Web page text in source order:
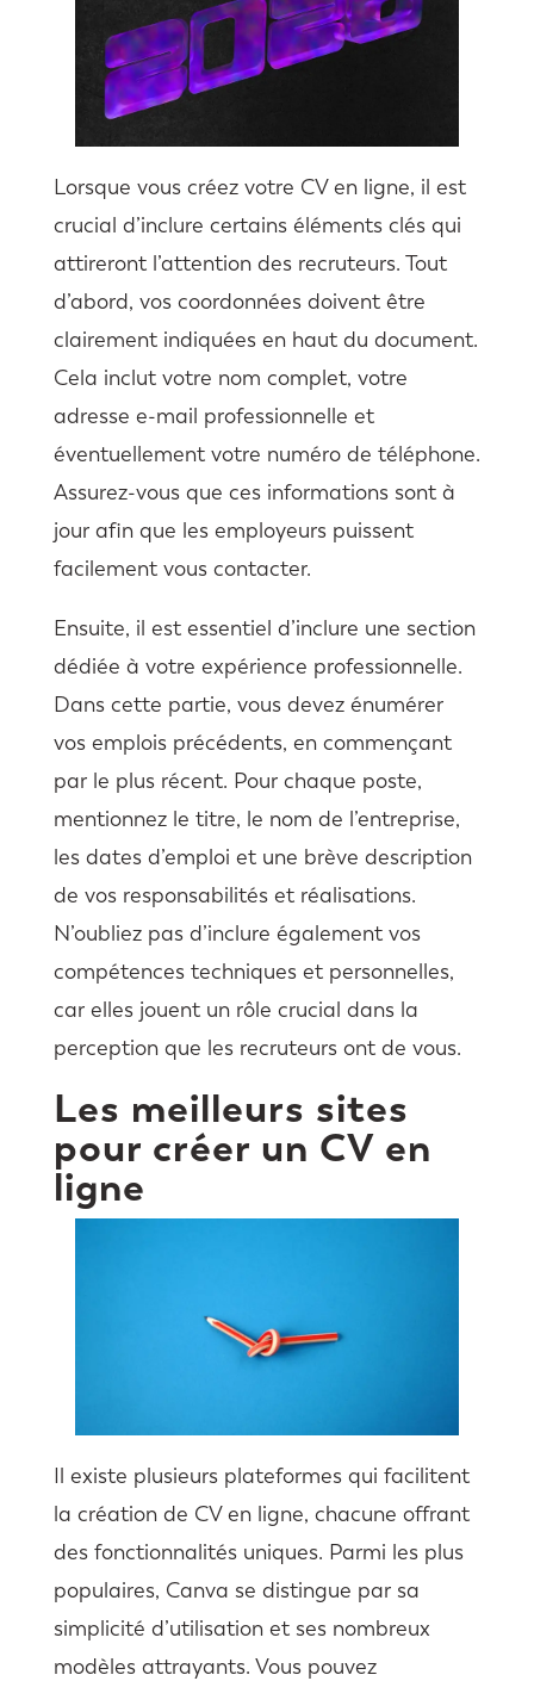
Lorsque vous créez votre CV en ligne, il est
crucial d’inclure certains éléments clés qui
attireront l’attention des recruteurs. Tout
d’abord, vos coordonnées doivent être
clairement indiquées en haut du document.
Cela inclut votre nom complet, votre
adresse e-mail professionnelle et
éventuellement votre numéro de téléphone.
Assurez-vous que ces informations sont à
jour afin que les employeurs puissent
facilement vous contacter.
Ensuite, il est essentiel d’inclure une section
dédiée à votre expérience professionnelle.
Dans cette partie, vous devez énumérer
vos emplois précédents, en commençant
par le plus récent. Pour chaque poste,
mentionnez le titre, le nom de l’entreprise,
les dates d’emploi et une brève description
de vos responsabilités et réalisations.
N’oubliez pas d’inclure également vos
compétences techniques et personnelles,
car elles jouent un rôle crucial dans la
perception que les recruteurs ont de vous.
Les meilleurs sites
pour créer un CV en
ligne
Il existe plusieurs plateformes qui facilitent
la création de CV en ligne, chacune offrant
des fonctionnalités uniques. Parmi les plus
populaires, Canva se distingue par sa
simplicité d’utilisation et ses nombreux
modèles attrayants. Vous pouvez